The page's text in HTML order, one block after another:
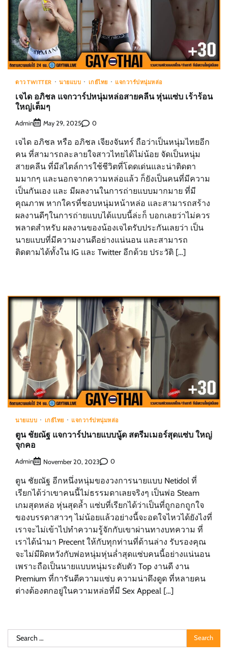
ดาว TWITTER นายแบบ เกย์ไทย แจกวาร์ปหนุ่มหล่อ
เจได อภิชล แจกวาร์ปหนุ่มหล่อสายคลีน หุ่นแซ่บ เร้าร้อน
ใหญ่เต็มๆ
Admin May 29, 2025 0
เจได อภิชล หรือ อภิชล เจียงจันทร์ ถือว่าเป็นหนุ่มไทยอีก
คน ที่สามารถละลายใจสาวไทยได้ไม่น้อย จัดเป็นหนุ่ม
สายคลีน ที่มีสไตล์การใช้ชีวิตที่โดดเด่นและน่าติดตา
มมากๆ และนอกจากความหล่อแล้ว ก็ยังเป็นคนที่มีความ
เป็นกันเอง และ มีผลงานในการถ่ายแบบมากมาย ที่มี
คุณภาพ หากใครที่ชอบหนุ่มหน้าหล่อ และสามารถสร้าง
ผลงานดีๆในการถ่ายแบบได้แบบนี้ล่ะก็ บอกเลยว่าไม่ควร
พลาดสำหรับ ผลงานของน้องเจไดรับประกันเลยว่า เป็น
นายแบบที่มีความงานดีอย่างแน่นอน และสามารถ
ติดตามได้ทั้งใน IG และ Twitter อีกด้วย ประวัติ […]
นายแบบ เกย์ไทย แจกวาร์ปหนุ่มหล่อ
ตูน ชัยณัฐ แจกวาร์ปนายแบบนู้ด สตรีมเมอร์สุดแซ่บ ใหญ่
จุกคอ
Admin November 20, 2023 0
ตูน ชัยณัฐ อีกหนึ่งหนุ่มของวงการนายแบบ Netidol ที่
เรียกได้ว่าเขาคนนี้ไม่ธรรมดาเลยจริงๆ เป็นพ่อ Steam
เกมสุดหล่อ หุ่นสุดล้ำ แซ่บที่เรียกได้ว่าเป็นที่ถูกอกถูกใจ
ของบรรดาสาวๆ ไม่น้อยแล้วอย่างนี้จะอดใจไหวได้ยังไงที่
เราจะไม่เข้าไปทำความรู้จักกับเขาผ่านทางบทความ ที่
เราได้นำมา Precent ให้กับทุกท่านที่ด้านล่าง รับรองคุณ
จะไม่มีผิดหวังกับพ่อหนุ่มหุ่นล่ำสุดแซ่บคนนี้อย่างแน่นอน
เพราะถือเป็นนายแบบหนุ่มระดับตัว Top งานดี งาน
Premium ที่การันตีความแซ่บ ความน่าดึงดูด ที่หลายคน
ต่างต้องตกอยู่ในความหล่อที่มี Sex Appeal […]
Search
for: